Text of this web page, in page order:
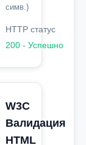
симв.)
HTTP статус
200 - Успешно
W3C
Валидация
HTML